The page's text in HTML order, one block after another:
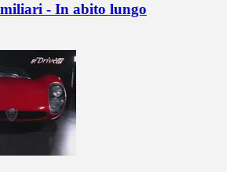
- In abito lungo